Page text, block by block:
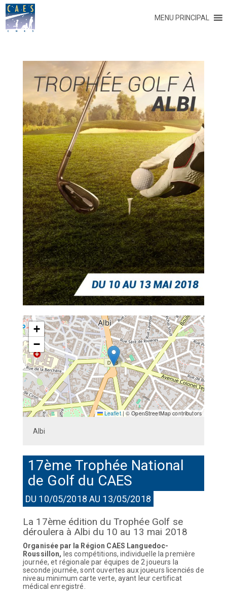
MENU PRINCIPAL
+
−
Leaflet | © OpenStreetMap contributors
Albi
17ème Trophée National
de Golf du CAES
DU 10/05/2018 AU 13/05/2018
La 17ème édition du Trophée Golf se
déroulera à Albi du 10 au 13 mai 2018
Organisée par la Région CAES Languedoc-
Roussillon, les compétitions, individuelle la première
journée, et régionale par équipes de 2 joueurs la
seconde journée, sont ouvertes aux joueurs licenciés de
niveau minimum carte verte, ayant leur certificat
médical enregistré.